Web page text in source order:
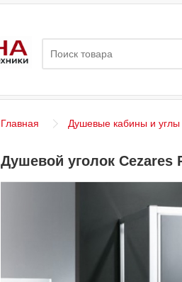
Главная Душевые кабины и углы
Душевой уголок Cezares